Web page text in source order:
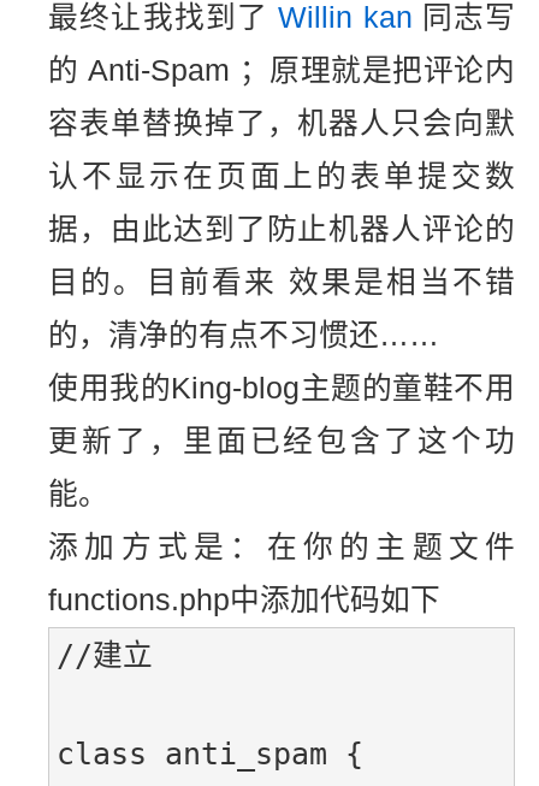
最终让我找到了Willin kan 同志写
的 Anti-Spam ；原理就是把评论内
容表单替换掉了，机器人只会向默
认不显示在页面上的表单提交数
据，由此达到了防止机器人评论的
目的。目前看来 效果是相当不错
的，清净的有点不习惯还……
使用我的King-blog主题的童鞋不用
更新了，里面已经包含了这个功
能。
添加方式是：在你的主题文件
functions.php中添加代码如下
//建立
class anti_spam {